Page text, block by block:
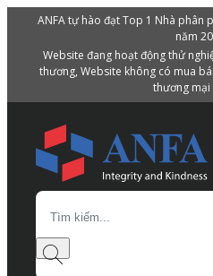
ANFA tự hào đạt Top 1 Nhà phân
năm
Website đang hoạt động thử
thương, Website không có mua
thương
Search